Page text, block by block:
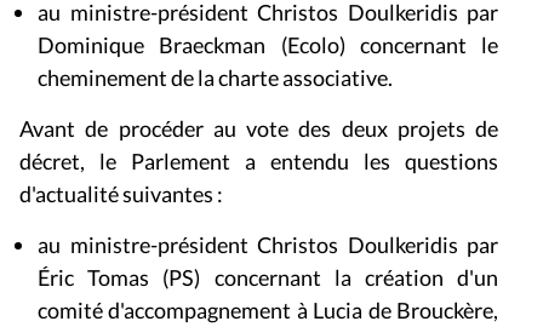
au ministre-président Christos Doulkeridis par
Dominique Braeckman (Ecolo) concernant le
cheminement de la charte associative.
Avant de procéder au vote des deux projets de
décret, le Parlement a entendu les questions
d'actualité suivantes :
au ministre-président Christos Doulkeridis par
Éric Tomas (PS) concernant la création d'un
comité d'accompagnement à Lucia de Brouckère,